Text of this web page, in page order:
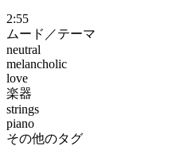
2:55
ムード／テーマ
neutral
melancholic
love
楽器
strings
piano
その他のタグ